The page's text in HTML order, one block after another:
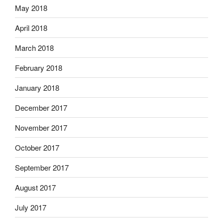
May 2018
April 2018
March 2018
February 2018
January 2018
December 2017
November 2017
October 2017
September 2017
August 2017
July 2017